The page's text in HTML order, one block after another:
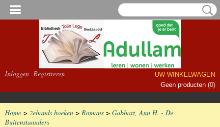
Inloggen Registreren
UW WINKELWAGEN
Geen producten (0)
Home > 2ehands boeken > Romans > Gabhart, Ann H. - De
Buitenstaanders